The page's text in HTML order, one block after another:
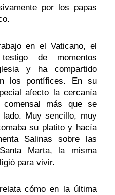
por los papas
en el Vaticano, el
de momentos
y ha compartido
los pontífices. En su
afecto la cercanía
más que se
Muy sencillo, muy
su platito y hacía
Salinas sobre las
Marta, la misma
para vivir.
cómo en la última